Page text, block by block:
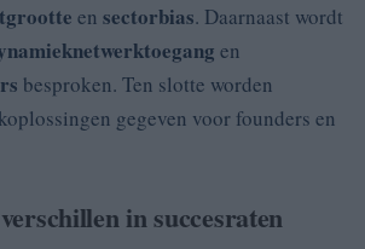
en sectorbias. Daarnaast wordt
netwerktoegang en
besproken. Ten slotte worden
gegeven voor founders en
in succesraten